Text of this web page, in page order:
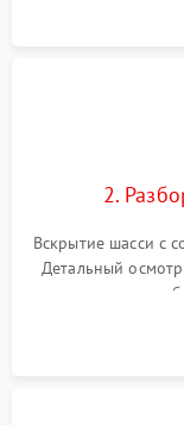
2.
Вскрытие шасси с
Детальный
контроллеров и